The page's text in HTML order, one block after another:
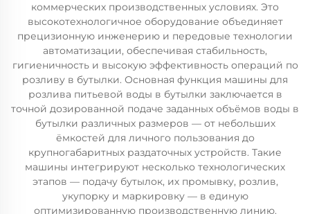
коммерческих производственных условиях. Это
высокотехнологичное оборудование объединяет
прецизионную инженерию и передовые технологии
автоматизации, обеспечивая стабильность,
гигиеничность и высокую эффективность операций по
розливу в бутылки. Основная функция машины для
розлива питьевой воды в бутылки заключается в
точной дозированной подаче заданных объёмов воды в
бутылки различных размеров — от небольших
ёмкостей для личного пользования до
крупногабаритных раздаточных устройств. Такие
машины интегрируют несколько технологических
этапов — подачу бутылок, их промывку, розлив,
укупорку и маркировку — в единую
оптимизированную производственную линию.